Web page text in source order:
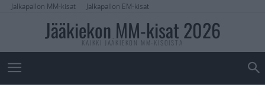
Jalkapallon MM-kisat Jalkapallon EM-kisat
Jääkiekon MM-kisat 2026
KAIKKI JÄÄKIEKON MM-KISOISTA